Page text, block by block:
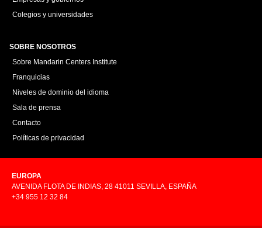
Colegios y universidades
SOBRE NOSOTROS
Sobre Mandarin Centers Institute
Franquicias
Niveles de dominio del idioma
Sala de prensa
Contacto
Políticas de privacidad
EUROPA
AVENIDA FLOTA DE INDIAS, 28 41011 SEVILLA, ESPAÑA
+34 955 12 32 84